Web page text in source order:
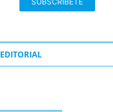
EDITORIAL